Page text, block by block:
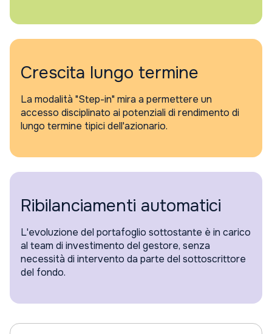
Crescita lungo termine
La modalità "Step-in" mira a permettere un
accesso disciplinato ai potenziali di rendimento di
lungo termine tipici dell'azionario.
Ribilanciamenti automatici
L'evoluzione del portafoglio sottostante è in carico
al team di investimento del gestore, senza
necessità di intervento da parte del sottoscrittore
del fondo.